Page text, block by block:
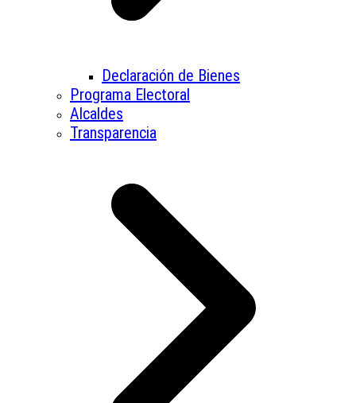
Declaración de Bienes
Programa Electoral
Alcaldes
Transparencia